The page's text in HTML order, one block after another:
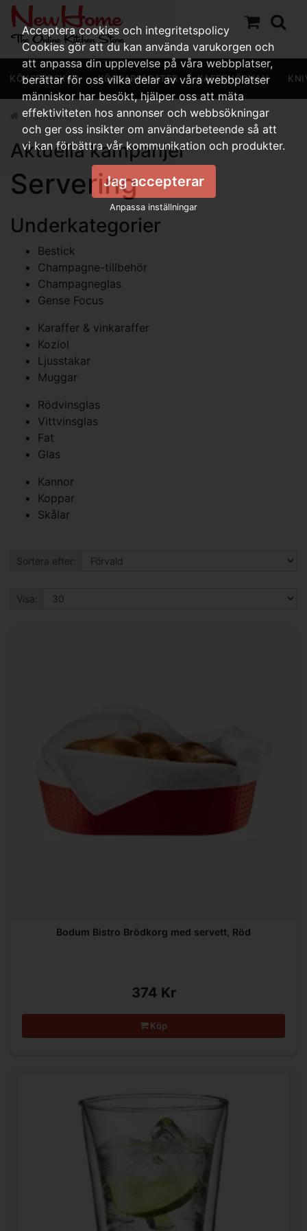
KÖKSREDSKAP KÖKSAPPARATER KAFFEHÖRNAN
Servering
Aktuella kampanjer
Servering
Underkategorier
Bestick
Champagne-tillbehör
Champagneglas
Gense Focus
Karaffer & vinkaraffer
Koziol
Ljusstakar
Muggar
Rödvinsglas
Vittvinsglas
Fat
Glas
Kannor
Koppar
Skålar
Sortera efter:
Visa:
Bodum Bistro Brödkorg med servett, Röd
374 Kr
Köp
Acceptera cookies och integritetspolicy
Cookies gör att du kan använda varukorgen och
att anpassa din upplevelse på våra webbplatser,
berättar för oss vilka delar av våra webbplatser
människor har besökt, hjälper oss att mäta
effektiviteten hos annonser och webbsökningar
och ger oss insikter om användarbeteende så att
vi kan förbättra vår kommunikation och produkter.
Jag accepterar
Anpassa inställningar